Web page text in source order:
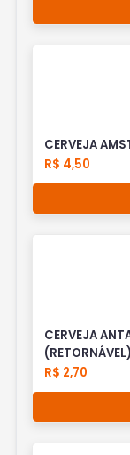
CERVEJA
R$ 4,50
CERVEJA
(RETORNÁVEL)
R$ 2,70